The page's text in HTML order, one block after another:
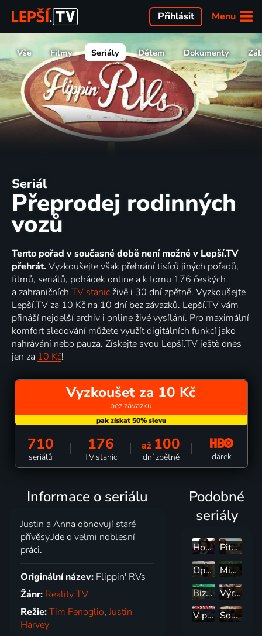
Menu
Přihlásit
Vše Filmy Seriály Dětem Dokumenty
Seriál
Přeprodej rodinných
vozů
Tento pořad v současné době není možné v Lepší.TV
přehrát.Vyzkoušejte však přehrání tisíců jiných pořadů,
filmů, seriálů, pohádek online a k tomu 176 českých
a zahraničních TV stanic živě i 30 dní zpětně. Vyzkoušejte
Lepší.TV za 10 Kč na 10 dní bez závazků. Lepší.TV vám
přináší nejdelší archiv i online živé vysílání. Pro maximální
komfort sledování můžete využít digitálních funkcí jako
nahrávání nebo pauza. Získejte svou Lepší.TV ještě dnes
jen za 10 Kč!
Vyzkoušet za 10 Kč
bez závazku
710
seriálů
176
TV stanic
až 100
dní zpětně dárek
Informace o seriálu
Justin a Anna obnovují staré
přívěsy.Jde o velmi noblesní
práci.
Originální název: Flippin' RVs
Žánr: Reality TV
Režie:Tim Fenoglio,Justin
Harvey
Podobné
seriály
House Rules - Pravidla renovace
Pitbulové a propuštění trestanci
Opravou ke kráse: Přívětivý hostinec
Miniaturní luxus
Bizarní jídla: Lahodné destinace
Výrobci načerno páleného alkoholu: Obchod s whisky
V pěkné bryndě
Souboj starožitníků